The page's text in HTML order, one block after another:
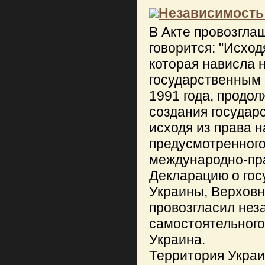
В Акте
говорится:
которая нависла
1991 года,
создания
исходя из права
международно-
Декларацию о
Украины,
провозгласил
Украина.
Территория